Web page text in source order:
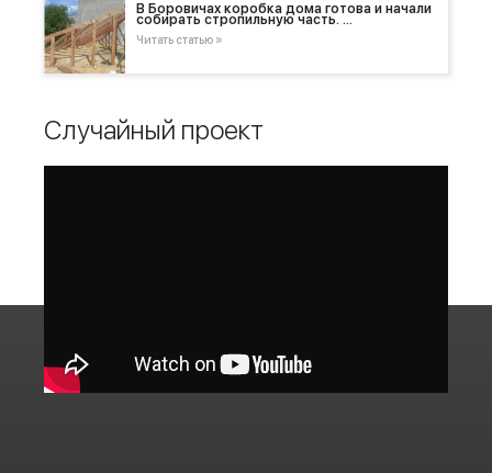
В Боровичах коробка дома готова и начали
собирать стропильную часть. …
Читать статью »
Случайный проект